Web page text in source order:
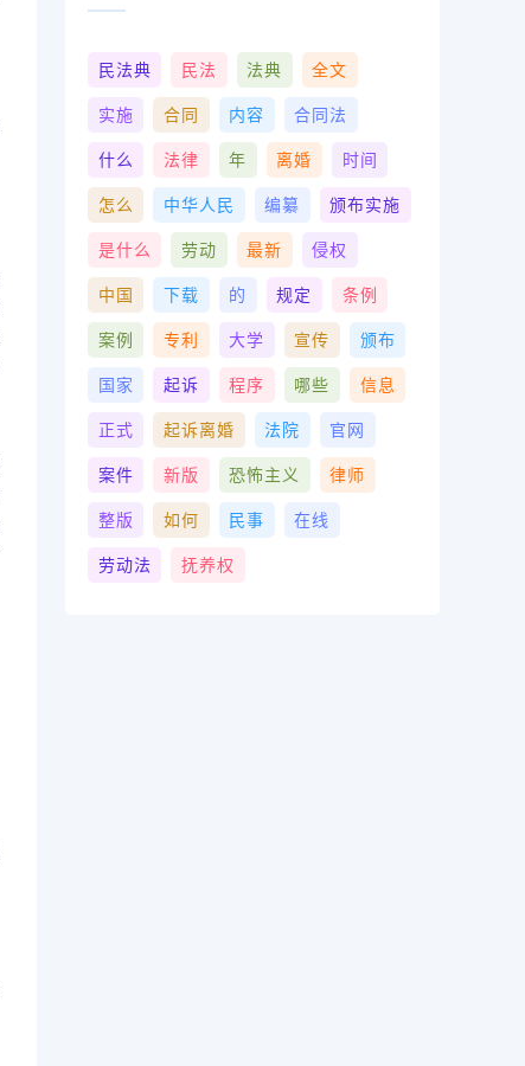
民法典 民法 法典 全文
实施 合同 内容 合同法
什么 法律 年 离婚 时间
怎么 中华人民 编纂 颁布实施
是什么 劳动 最新 侵权
中国 下载 的 规定 条例
案例 专利 大学 宣传 颁布
国家 起诉 程序 哪些 信息
正式 起诉离婚 法院 官网
案件 新版 恐怖主义 律师
整版 如何 民事 在线
劳动法 抚养权